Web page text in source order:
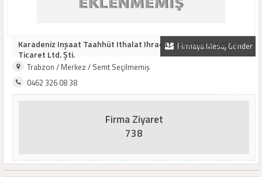
Firmaya Mesaj Gönder
Karadeniz Inşaat Taahhüt Ithalat Ihracat Pazarlama Sanayi
Ticaret Ltd. Şti.
Trabzon / Merkez / Semt Seçilmemiş
0462 326 08 38
Firma Ziyaret
738